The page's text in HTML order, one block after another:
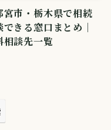
宮市・栃木県で相続
できる窓口まとめ｜
相談先一覧